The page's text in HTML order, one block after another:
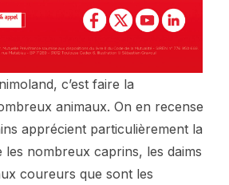
c’est faire la
animaux. On en recense
apprécient particulièrement la
les nombreux caprins, les daims
coureurs que sont les